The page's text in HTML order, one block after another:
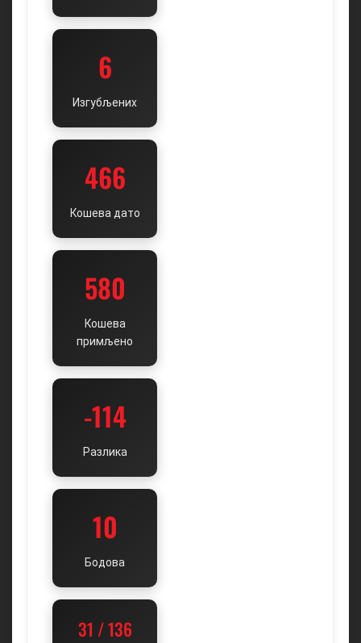
6
Изгубљених
466
Кошева дато
580
Кошева
примљено
-114
Разлика
10
Бодова
31 / 136